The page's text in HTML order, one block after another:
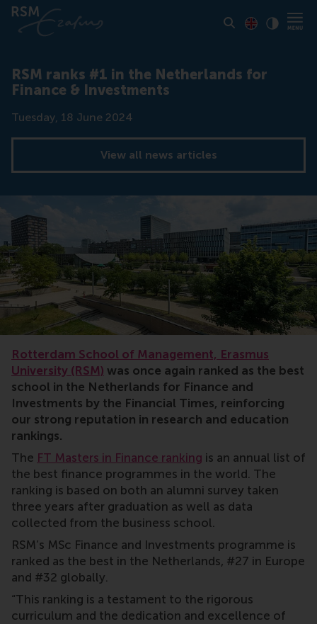
RSM ranks #1 in the Netherlands for
Finance & Investments
Date
Tuesday, 18 June 2024
View all news articles
rankings
Rotterdam School of Management, Erasmus
University (RSM) was once again ranked as the best
school in the Netherlands for Finance and
Investments by the Financial Times, reinforcing
our strong reputation in research and education
rankings.
The FT Masters in Finance ranking is an annual list of
the best finance programmes in the world. The
ranking is based on both an alumni survey taken
three years after graduation as well as data
collected from the business school.
RSM’s MSc Finance and Investments programme is
ranked as the best in the Netherlands, #27 in Europe
and #32 globally.
“This ranking is a testament to the rigorous
curriculum and the dedication and excellence of